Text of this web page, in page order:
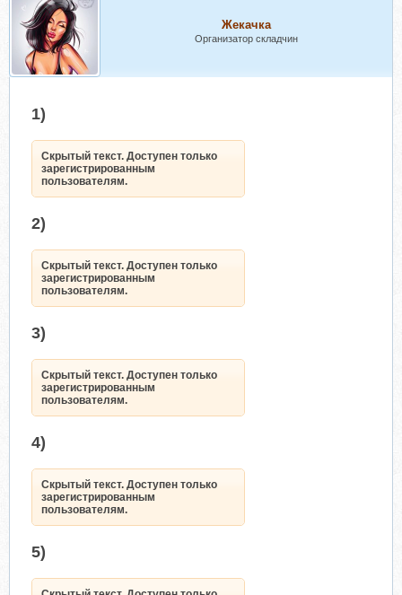
Жекачка
Организатор складчин
1)
Скрытый текст. Доступен только
зарегистрированным
пользователям.
2)
Скрытый текст. Доступен только
зарегистрированным
пользователям.
3)
Скрытый текст. Доступен только
зарегистрированным
пользователям.
4)
Скрытый текст. Доступен только
зарегистрированным
пользователям.
5)